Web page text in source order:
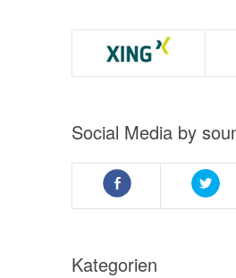
Social Media by
Kategorien